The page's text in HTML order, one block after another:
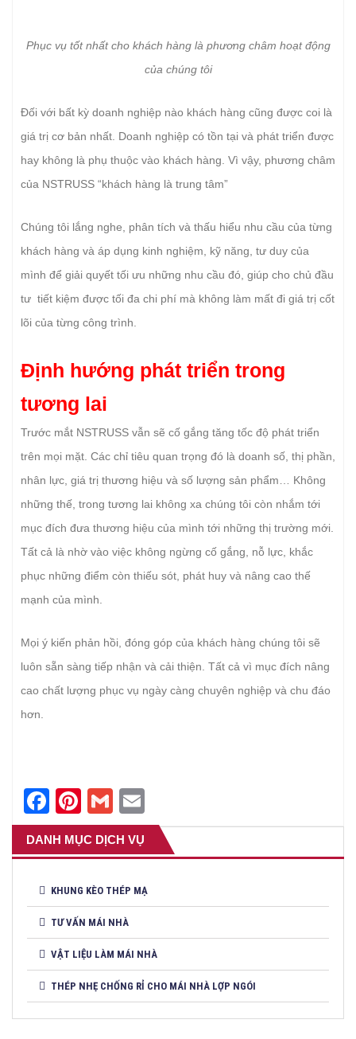
Phục vụ tốt nhất cho khách hàng là phương châm hoạt động
của chúng tôi
Đối với bất kỳ doanh nghiệp nào khách hàng cũng được coi là
giá trị cơ bản nhất. Doanh nghiệp có tồn tại và phát triển được
hay không là phụ thuộc vào khách hàng. Vì vậy, phương châm
của NSTRUSS “khách hàng là trung tâm”
Chúng tôi lắng nghe, phân tích và thấu hiểu nhu cầu của từng
khách hàng và áp dụng kinh nghiệm, kỹ năng, tư duy của
mình để giải quyết tối ưu những nhu cầu đó, giúp cho chủ đầu
tư tiết kiệm được tối đa chi phí mà không làm mất đi giá trị cốt
lõi của từng công trình.
Định hướng phát triển trong
tương lai
Trước mắt NSTRUSS vẫn sẽ cố gắng tăng tốc độ phát triển
trên mọi mặt. Các chỉ tiêu quan trọng đó là doanh số, thị phần,
nhân lực, giá trị thương hiệu và số lượng sản phẩm… Không
những thế, trong tương lai không xa chúng tôi còn nhắm tới
mục đích đưa thương hiệu của mình tới những thị trường mới.
Tất cả là nhờ vào việc không ngừng cố gắng, nỗ lực, khắc
phục những điểm còn thiếu sót, phát huy và nâng cao thế
mạnh của mình.
Mọi ý kiến phản hồi, đóng góp của khách hàng chúng tôi sẽ
luôn sẵn sàng tiếp nhận và cải thiện. Tất cả vì mục đích nâng
cao chất lượng phục vụ ngày càng chuyên nghiệp và chu đáo
hơn.
Facebook
Pinterest
Gmail
DANH MỤC DỊCH VỤ
KHUNG KÈO THÉP MẠ
TƯ VẤN MÁI NHÀ
VẬT LIỆU LÀM MÁI NHÀ
THÉP NHẸ CHỐNG RỈ CHO MÁI NHÀ LỢP NGÓI